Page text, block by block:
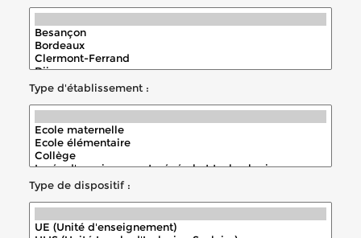
Type d'établissement :
Type de dispositif :